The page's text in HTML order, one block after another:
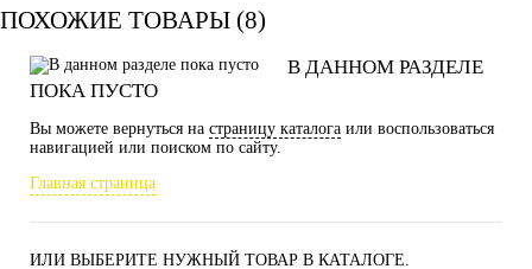
ПОХОЖИЕ ТОВАРЫ (8)
В ДАННОМ РАЗДЕЛЕ
ПОКА ПУСТО
Вы можете вернуться на страницу каталога или воспользоваться
навигацией или поиском по сайту.
Главная страница
ИЛИ ВЫБЕРИТЕ НУЖНЫЙ ТОВАР В КАТАЛОГЕ.